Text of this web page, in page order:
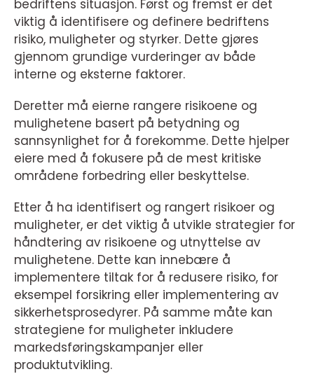
bedriftens situasjon. Først og fremst er det
viktig å identifisere og definere bedriftens
risiko, muligheter og styrker. Dette gjøres
gjennom grundige vurderinger av både
interne og eksterne faktorer.
Deretter må eierne rangere risikoene og
mulighetene basert på betydning og
sannsynlighet for å forekomme. Dette hjelper
eiere med å fokusere på de mest kritiske
områdene forbedring eller beskyttelse.
Etter å ha identifisert og rangert risikoer og
muligheter, er det viktig å utvikle strategier for
håndtering av risikoene og utnyttelse av
mulighetene. Dette kan innebære å
implementere tiltak for å redusere risiko, for
eksempel forsikring eller implementering av
sikkerhetsprosedyrer. På samme måte kan
strategiene for muligheter inkludere
markedsføringskampanjer eller
produktutvikling.